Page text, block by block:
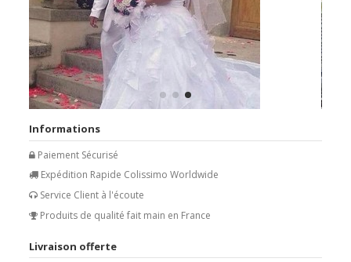
Informations
Paiement Sécurisé
Expédition Rapide Colissimo Worldwide
Service Client à l'écoute
Produits de qualité fait main en France
Livraison offerte